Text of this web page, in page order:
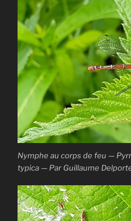
Nymphe au corps de feu —
typica — Par Guillaume